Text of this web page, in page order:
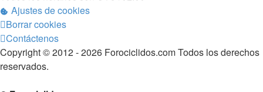
Ajustes de cookies
Borrar cookies
Contáctenos
Copyright © 2012 - 2026 Forociclidos.com Todos los derechos
reservados.